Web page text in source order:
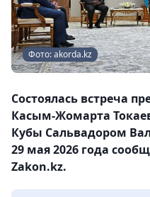
Фото: akorda.kz
Состоялась встреча
Касым-Жомарта
Кубы Сальвадором
29 мая 2026 года
Zakon.kz.